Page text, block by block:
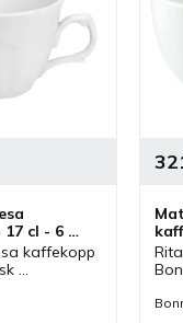
cl - 6
kaffekopp
bra vid
st/